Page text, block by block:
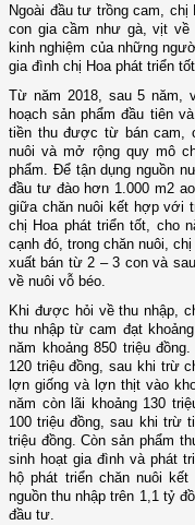
Ngoài đầu tư trồng cam,
con gia cầm như gà, vịt về
kinh nghiệm của những
gia đình chị Hoa phát triển tốt
Từ năm 2018, sau 5 năm,
hoạch sản phẩm đầu tiên
tiền thu được từ bán cam,
nuôi và mở rộng quymô
phẩm. Để tận dụng nguồn
đầu tư đào hơn 1.000 m2
giữa chăn nuôi kết hợp với
chị Hoa phát triển tốt, cho
cạnh đó, trong chăn nuôi,
xuất bán từ 2 – 3 con và
về nuôi vỗ béo.
Khi được hỏi về thu nhập,
thu nhập từ cam đạt
năm khoảng 850 triệu
120 triệu đồng, sau khi trừ
lợn giống và lợn thịt vào
năm còn lãi khoảng 130
100 triệu đồng, sau khi trừ
triệu đồng. Còn sản phẩm
sinh hoạt gia đình và phát
hộ phát triển chăn nuôi
nguồn thu nhập trên 1,1 tỷ
đầu tư.